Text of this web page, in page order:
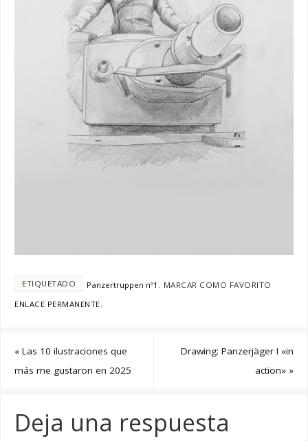
ETIQUETADO Panzertruppen nº1
MARCAR COMO FAVORITO
ENLACE PERMANENTE
« Las 10 ilustraciones que
más me gustaron en 2025
Drawing: Panzerjäger I «in
action» »
Deja una respuesta